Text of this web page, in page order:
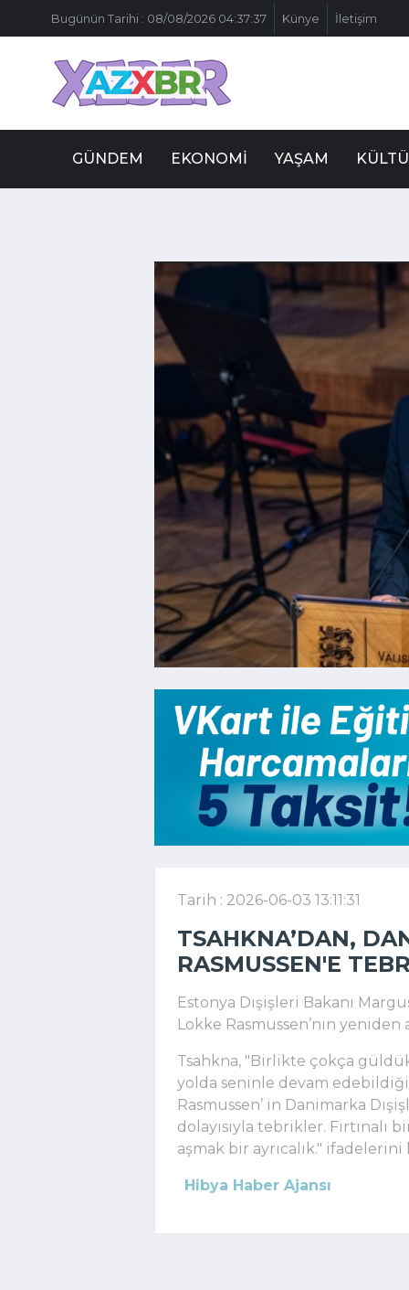
Bugünün Tarihi : 08/08/2026 04:37:37 Künye İletişim
GÜNDEM EKONOMI YAŞAM
Tarih : 2026-06-03 13:11:31
TSAHKNA’DAN,
RASMUSSEN'E
Estonya Dışişleri Bakanı
Lokke Rasmussen’nın yeniden
Tsahkna, " Bir likte çokça
yolda seninle devam
Rasmussen’ in Danimarka
dol ayısıyla te brikler. Fırtınalı
aşmak bir ayrıcalık." ifadelerini
Hibya Haber Ajansı